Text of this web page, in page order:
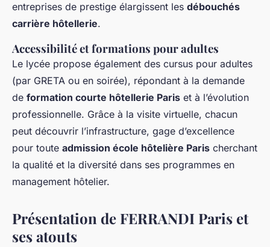
entreprises de prestige élargissent les débouchés
carrière hôtellerie.
Accessibilité et formations pour adultes
Le lycée propose également des cursus pour adultes
(par GRETA ou en soirée), répondant à la demande
de formation courte hôtellerie Paris et à l’évolution
professionnelle. Grâce à la visite virtuelle, chacun
peut découvrir l’infrastructure, gage d’excellence
pour toute admission école hôtelière Paris cherchant
la qualité et la diversité dans ses programmes en
management hôtelier.
Présentation de FERRANDI Paris et
ses atouts